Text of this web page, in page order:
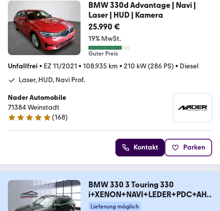
BMW 330d Advantage | Navi |
Laser | HUD | Kamera
25.990 €
19% MwSt.
Guter Preis
Unfallfrei • EZ 11/2021 • 108.935 km • 210 kW (286 PS) • Diesel
Laser, HUD, Navi Prof.
Nader Automobile
71384 Weinstadt
5 Sterne
(168)
Kontakt Parken
BMW 330 3 Touring 330
i+XENON+NAVI+LEDER+PDC+AHK
+ALU
Lieferung möglich